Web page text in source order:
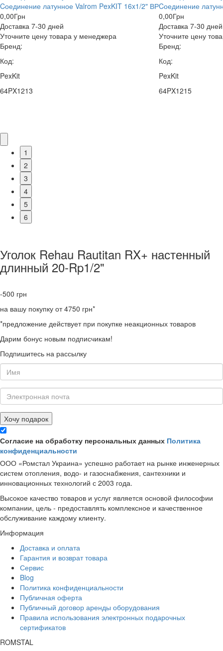
Cоединение латунное Valrom PexKIT 16x1/2" ВР
0,00Грн
Доставка 7-30 дней
Уточните цену товара у менеджера
Бренд:
Код:
PexKit
64PX1213
Cоединение
0,00Грн
Доставка 7-30 дней
Уточните цену
Бренд:
Код:
PexKit
64PX1215
1
2
3
4
5
6
Уголок Rehau Rautitan RX+ настенный
длинный 20-Rp1/2"
-500 грн
на вашу покупку от 4750 грн*
*предложение действует при покупке неакционных товаров
Дарим бонус новым подписчикам!
Подпишитесь на рассылку
Хочу подарок
Согласие на обработку персональных данных Политика
конфиденциальности
ООО «Ромстал Украина» успешно работает на рынке инженерных
систем отопления, водо- и газоснабжения, сантехники и
инновационных технологий с 2003 года.
Высокое качество товаров и услуг является основой философии
компании, цель - предоставлять комплексное и качественное
обслуживание каждому клиенту.
Информация
Доставка и оплата
Гарантия и возврат товара
Сервис
Blog
Политика конфиденциальности
Публичная оферта
Публичный договор аренды оборудования
Правила использования электронных подарочных
сертификатов
ROMSTAL